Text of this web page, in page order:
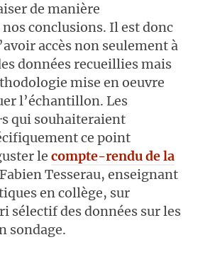
de manière
conclusions. Il est donc
accès non seulement à
données recueillies mais
mise en oeuvre
l’échantillon. Les
qui souhaiteraient
ce point
le compte-rendu de la
Tesserau, enseignant
en collège, sur
sélectif des données sur les
sondage.